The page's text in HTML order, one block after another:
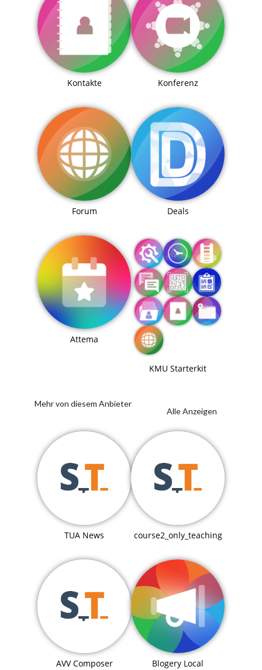
Kontakte Konferenz
Forum Deals
Attema
KMU Starterkit
Mehr von diesem Anbieter
Alle Anzeigen
TUA News course2_only_teaching
AVV Composer Blogery Local